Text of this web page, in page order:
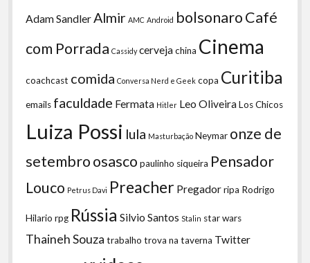
Adam Sandler Almir AMC Android bolsonaroCafé
com Porrada Cassidy cervejachina Cinema
coachcast comida Conversa Nerd e Geek copa Curitiba
emails faculdade Fermata Hitler Leo OliveiraLos Chicos
Luiza Possi lula Masturbação Neymar onze de
setembroosasco paulinho siqueira Pensador
Louco Petrus Davi Preacher Pregadorripa Rodrigo
Hilario rpg Rússia Silvio Santos Stalin star wars
Thaineh Souza trabalho trova na taverna Twitter